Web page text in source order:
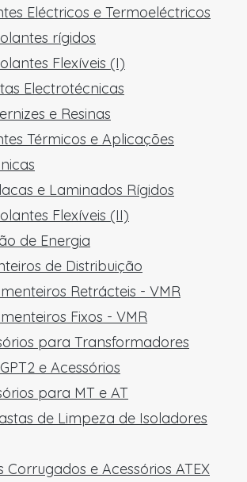
Eléctricos e Termoeléctricos
rígidos
Flexíveis (I)
Electrotécnicas
e Resinas
Térmicos e Aplicações
e Laminados Rígidos
Flexíveis (II)
de Energia
de Distribuição
Retrácteis - VMR
Fixos - VMR
para Transformadores
e Acessórios
para MT e AT
de Limpeza de Isoladores
Corrugados e Acessórios ATEX